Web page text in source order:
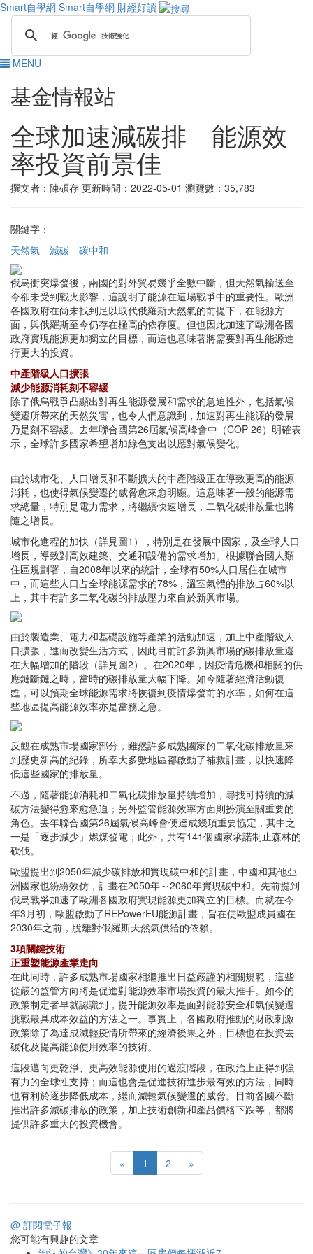
Smart自學網 Smart自學網 財經好讀
MENU
基金情報站
全球加速減碳排 能源效
率投資前景佳
撰文者：陳碩存 更新時間：2022-05-01 瀏覽數：35,783
關鍵字：
天然氣
減碳 碳中和
俄烏衝突爆發後，兩國的對外貿易幾乎全數中斷，但天然氣輸送至
今卻未受到戰火影響，這說明了能源在這場戰爭中的重要性。歐洲
各國政府在尚未找到足以取代俄羅斯天然氣的前提下，在能源方
面，與俄羅斯至今仍存在極高的依存度。但也因此加速了歐洲各國
政府實現能源更加獨立的目標，而這也意味著將需要對再生能源進
行更大的投資。
中產階級人口擴張
減少能源消耗刻不容緩
除了俄烏戰爭凸顯出對再生能源發展和需求的急迫性外，包括氣候
變遷所帶來的天然災害，也令人們意識到，加速對再生能源的發展
乃是刻不容緩。去年聯合國第26屆氣候高峰會中（COP 26）明確表
示，全球許多國家希望增加綠色支出以應對氣候變化。
由於城市化、人口增長和不斷擴大的中產階級正在導致更高的能源
消耗，也使得氣候變遷的威脅愈來愈明顯。這意味著一般的能源需
求總量，特別是電力需求，將繼續快速增長，二氧化碳排放量也將
隨之增長。
城市化進程的加快（詳見圖1），特別是在發展中國家，及全球人口
增長，導致對高效建築、交通和設備的需求增加。根據聯合國人類
住區規劃署，自2008年以來的統計，全球有50%人口居住在城市
中，而這些人口占全球能源需求的78%，溫室氣體的排放占60%以
上，其中有許多二氧化碳的排放壓力來自於新興市場。
由於製造業、電力和基礎設施等產業的活動加速，加上中產階級人
口擴張，進而改變生活方式，因此目前許多新興市場的碳排放量還
在大幅增加的階段（詳見圖2）。在2020年，因疫情危機和相關的供
應鏈斷鏈之時，當時的碳排放量大幅下降。如今隨著經濟活動復
甦，可以預期全球能源需求將恢復到疫情爆發前的水準，如何在這
些地區提高能源效率亦是當務之急。
反觀在成熟市場國家部分，雖然許多成熟國家的二氧化碳排放量來
到歷史新高的紀錄，所幸大多數地區都啟動了補救計畫，以快速降
低這些國家的排放量。
不過，隨著能源消耗和二氧化碳排放量持續增加，尋找可持續的減
碳方法變得愈來愈急迫；另外監管能源效率方面則扮演至關重要的
角色。去年聯合國第26屆氣候高峰會便達成幾項重要協定，其中之
一是「逐步減少」燃煤發電；此外，共有141個國家承諾制止森林的
砍伐。
歐盟提出到2050年減少碳排放和實現碳中和的計畫，中國和其他亞
洲國家也紛紛效仿，計畫在2050年～2060年實現碳中和。先前提到
俄烏戰爭加速了歐洲各國政府實現能源更加獨立的目標。而就在今
年3月初，歐盟啟動了REPowerEU能源計畫，旨在使歐盟成員國在
2030年之前，脫離對俄羅斯天然氣供給的依賴。
3項關鍵技術
正重塑能源產業走向
在此同時，許多成熟市場國家相繼推出日益嚴謹的相關規範，這些
從嚴的監管方向將是促進對能源效率市場投資的最大推手。如今的
政策制定者早就認識到，提升能源效率是面對能源安全和氣候變遷
挑戰最具成本效益的方法之一。事實上，各國政府推動的財政刺激
政策除了為達成減輕疫情所帶來的經濟後果之外，目標也在投資去
碳化及提高能源使用效率的技術。
這段邁向更乾淨、更高效能源使用的過渡階段，在政治上正得到強
有力的全球性支持；而這也會是促進技術進步最有效的方法，同時
也有利於逐步降低成本，繼而減輕氣候變遷的威脅。目前各國不斷
推出許多減碳排放的政策，加上技術創新和產品價格下跌等，都將
提供許多重大的投資機會。
« 1 2 »
@ 訂閱電子報
您可能有興趣的文章